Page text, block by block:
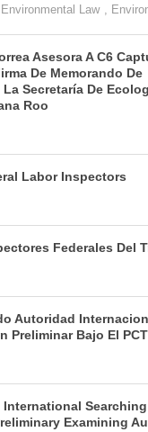
Environmental Law ,
Asesora A C6
De Memorando De
Secretaría De
Roo
Labor Inspectors
Federales Del
Autoridad
Preliminar Bajo El PCT
International
Examining